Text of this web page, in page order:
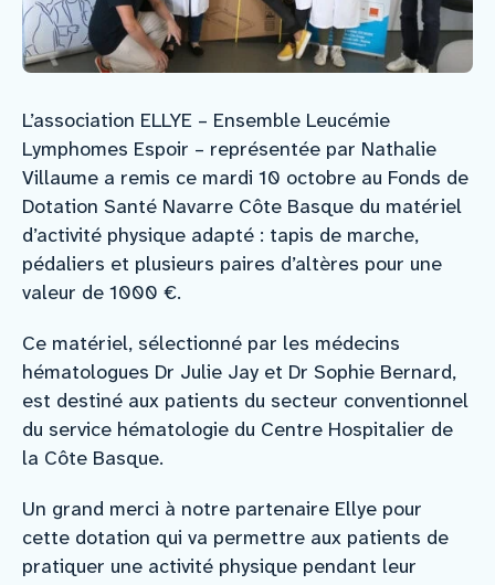
Contact
L’association ELLYE – Ensemble Leucémie
Lymphomes Espoir – représentée par Nathalie
Villaume a remis ce mardi 10 octobre au Fonds de
Dotation Santé Navarre Côte Basque du matériel
d’activité physique adapté : tapis de marche,
pédaliers et plusieurs paires d’altères pour une
valeur de 1000 €.
Ce matériel, sélectionné par les médecins
hématologues Dr Julie Jay et Dr Sophie Bernard,
est destiné aux patients du secteur conventionnel
du service hématologie du Centre Hospitalier de
la Côte Basque.
Un grand merci à notre partenaire Ellye pour
cette dotation qui va permettre aux patients de
pratiquer une activité physique pendant leur